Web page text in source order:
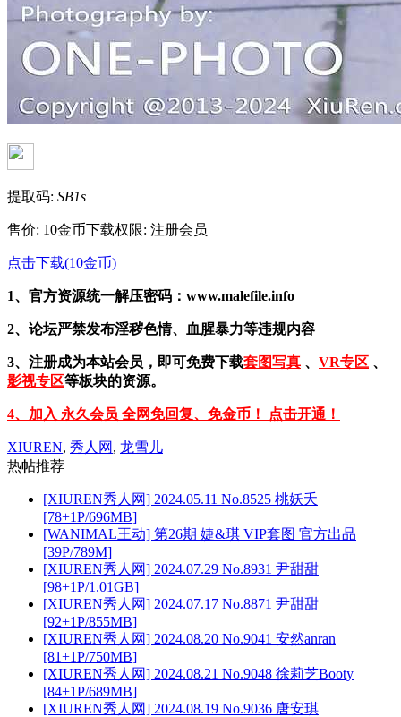
提取码: SB1s
售价: 10金币下载权限: 注册会员
点击下载(10金币)
1、官方资源统一解压密码：www.malefile.info
2、论坛严禁发布淫秽色情、血腥暴力等违规内容
3、注册成为本站会员，即可免费下载套图写真 、 VR专区 、
影视专区等板块的资源。
4、加入 永久会员 全网免回复、免金币！ 点击开通！
XIUREN, 秀人网 , 龙雪儿
热帖推荐
[XIUREN秀人网] 2024.05.11 No.8525 桃妖夭
[78+1P/696MB]
[WANIMAL王动] 第26期 婕&琪 VIP套图 官方出品
[39P/789M]
[XIUREN秀人网] 2024.07.29 No.8931 尹甜甜
[98+1P/1.01GB]
[XIUREN秀人网] 2024.07.17 No.8871 尹甜甜
[92+1P/855MB]
[XIUREN秀人网] 2024.08.20 No.9041 安然anran
[81+1P/750MB]
[XIUREN秀人网] 2024.08.21 No.9048 徐莉芝Booty
[84+1P/689MB]
[XIUREN秀人网] 2024.08.19 No.9036 唐安琪